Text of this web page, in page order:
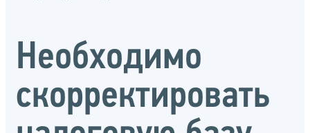
Необходимо
скорректировать